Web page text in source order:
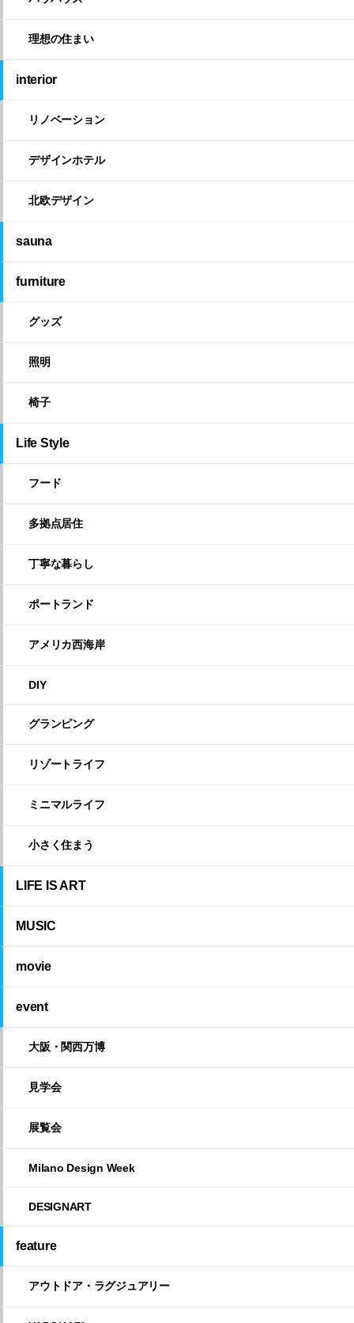
理想の住まい
interior
リノベーション
デザインホテル
北欧デザイン
sauna
furniture
グッズ
照明
椅子
Life Style
フード
多拠点居住
丁寧な暮らし
ポートランド
アメリカ西海岸
DIY
グランピング
リゾートライフ
ミニマルライフ
小さく住まう
LIFE IS ART
MUSIC
movie
event
大阪・関西万博
見学会
展覧会
Milano Design Week
DESIGNART
feature
アウトドア・ラグジュアリー